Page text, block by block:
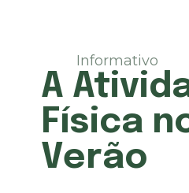
Informativo
A
Física
Verão